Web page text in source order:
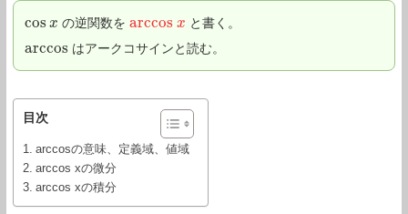
cos x
cosx の逆関数を arccos x
arccosx と書く。
arccos
arccos はアークコサインと読む。
目次
arccosの意味、定義域、値域
arccos xの微分
arccos xの積分